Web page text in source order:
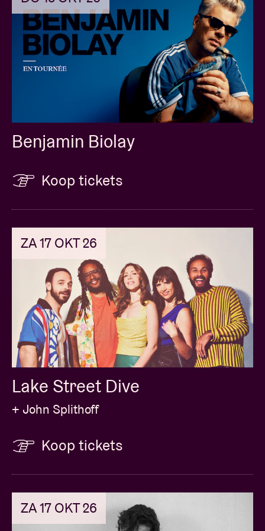
Benjamin Biolay
Koop tickets
ZA 17 OKT 26
Lake Street Dive
+ John Splithoff
Koop tickets
ZA 17 OKT 26